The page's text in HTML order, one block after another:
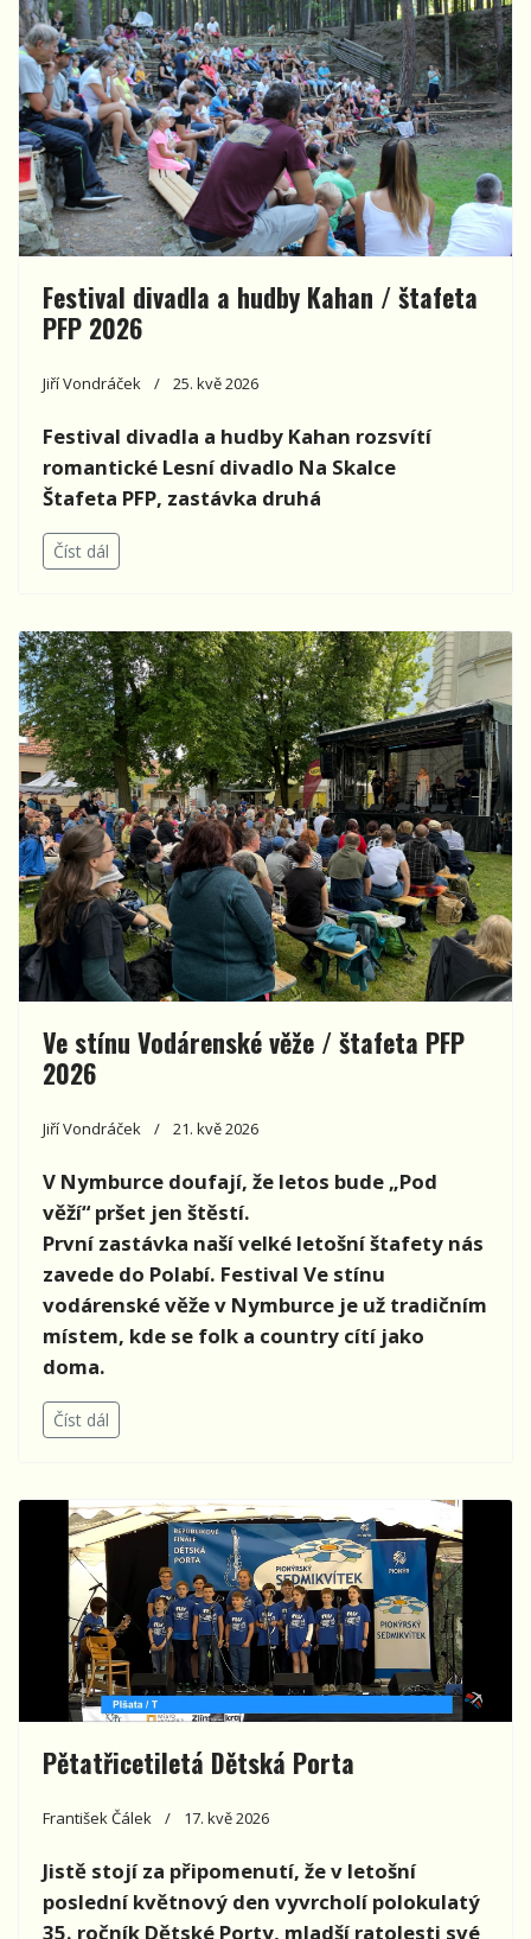
Festival divadla a hudby Kahan / štafeta
PFP 2026
Jiří Vondráček 25. kvě 2026
Festival divadla a hudby Kahan rozsvítí
romantické Lesní divadlo Na Skalce
Štafeta PFP, zastávka druhá
Číst dál
Ve stínu Vodárenské věže / štafeta PFP
2026
Jiří Vondráček 21. kvě 2026
V Nymburce doufají, že letos bude „Pod
věží“ pršet jen štěstí.
První zastávka naší velké letošní štafety nás
zavede do Polabí. Festival Ve stínu
vodárenské věže v Nymburce je už tradičním
místem, kde se folk a country cítí jako
doma.
Číst dál
Pětatřicetiletá Dětská Porta
František Čálek 17. kvě 2026
Jistě stojí za připomenutí, že v letošní
poslední květnový den vyvrcholí polokulatý
35. ročník Dětské Porty, mladší ratolesti své